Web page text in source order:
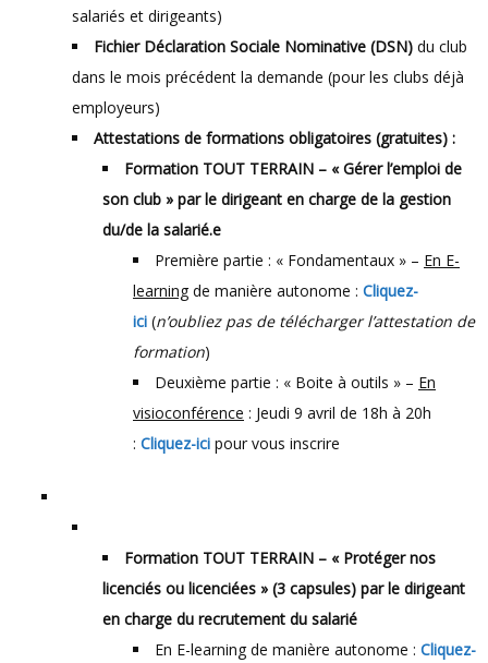
salariés et dirigeants)
Fichier Déclaration Sociale Nominative (DSN) du club
dans le mois précédent la demande (pour les clubs déjà
employeurs)
Attestations de formations obligatoires (gratuites) :
Formation TOUT TERRAIN – « Gérer l’emploi de
son club » par le dirigeant en charge de la gestion
du/de la salarié.e
Première partie : « Fondamentaux » – En E-
learning de manière autonome : Cliquez-
ici (n’oubliez pas de télécharger l’attestation de
formation)
Deuxième partie : « Boite à outils » – En
visioconférence : Jeudi 9 avril de 18h à 20h
: Cliquez-ici pour vous inscrire
Formation TOUT TERRAIN – « Protéger nos
licenciés ou licenciées » (3 capsules) par le dirigeant
en charge du recrutement du salarié
En E-learning de manière autonome : Cliquez-